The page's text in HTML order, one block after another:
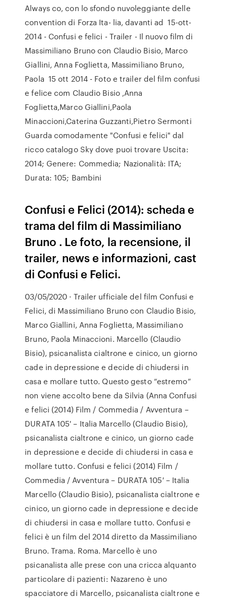
Always co, con lo sfondo nuvoleggiante delle
convention di Forza Ita- lia, davanti ad 15-ott-
2014 - Confusi e felici - Trailer - Il nuovo film di
Massimiliano Bruno con Claudio Bisio, Marco
Giallini, Anna Foglietta, Massimiliano Bruno,
Paola 15 ott 2014 - Foto e trailer del film confusi
e felice com Claudio Bisio ,Anna
Foglietta,Marco Giallini,Paola
Minaccioni,Caterina Guzzanti,Pietro Sermonti
Guarda comodamente "Confusi e felici" dal
ricco catalogo Sky dove puoi trovare Uscita:
2014; Genere: Commedia; Nazionalità: ITA;
Durata: 105; Bambini
Confusi e Felici (2014): scheda e
trama del film di Massimiliano
Bruno . Le foto, la recensione, il
trailer, news e informazioni, cast
di Confusi e Felici.
03/05/2020 · Trailer ufficiale del film Confusi e
Felici, di Massimiliano Bruno con Claudio Bisio,
Marco Giallini, Anna Foglietta, Massimiliano
Bruno, Paola Minaccioni. Marcello (Claudio
Bisio), psicanalista cialtrone e cinico, un giorno
cade in depressione e decide di chiudersi in
casa e mollare tutto. Questo gesto “estremo”
non viene accolto bene da Silvia (Anna Confusi
e felici (2014) Film / Commedia / Avventura –
DURATA 105′ – Italia Marcello (Claudio Bisio),
psicanalista cialtrone e cinico, un giorno cade
in depressione e decide di chiudersi in casa e
mollare tutto. Confusi e felici (2014) Film /
Commedia / Avventura – DURATA 105′ – Italia
Marcello (Claudio Bisio), psicanalista cialtrone e
cinico, un giorno cade in depressione e decide
di chiudersi in casa e mollare tutto. Confusi e
felici è un film del 2014 diretto da Massimiliano
Bruno. Trama. Roma. Marcello è uno
psicanalista alle prese con una cricca alquanto
particolare di pazienti: Nazareno è uno
spacciatore di Marcello, psicanalista cialtrone e